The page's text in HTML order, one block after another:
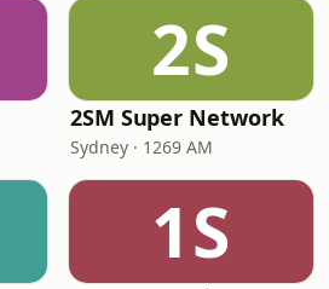
2S
2SM Super Network
Sydney · 1269 AM
1S